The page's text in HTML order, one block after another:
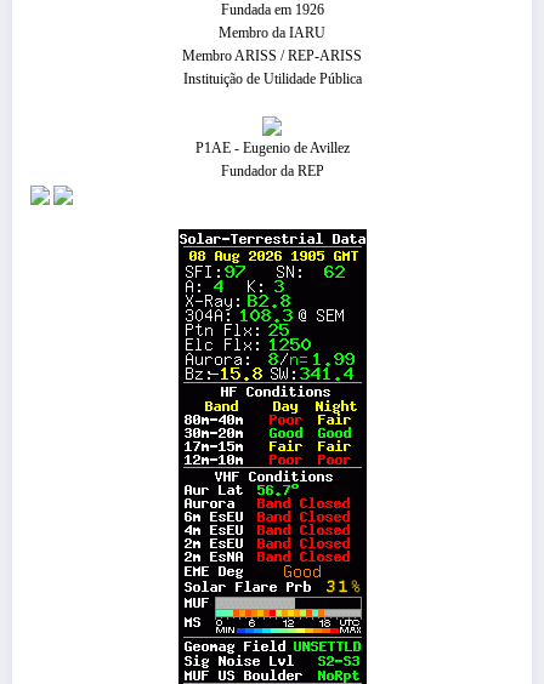
Fundada em 1926
Membro da IARU
Membro ARISS / REP-ARISS
Instituição de Utilidade Pública
P1AE - Eugenio de Avillez
Fundador da REP